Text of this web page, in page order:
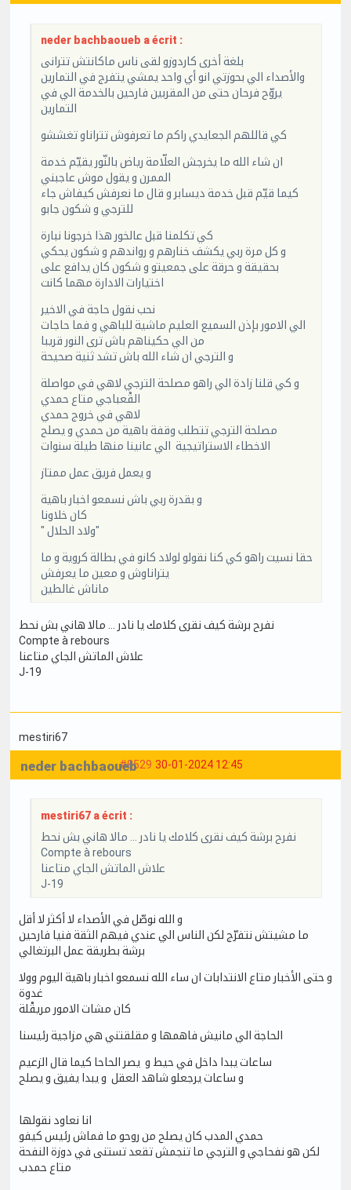
neder bachbaoueb a écrit :
بلغة أخرى كاردوزو لقى ناس ماكانتش تترانى
والأصداء الي بحوزتي انو أي واحد يمشي يتفرج في التمارين
يروّح فرحان حتى من المقربين فارحين بالخدمة الي في
التمارين
كي قاللهم الجعايدي راكم ما تعرفوش تتراناو تغششو
ان شاء الله ما يخرجش العلّامة رياض بالنّور يقيّم خدمة
الممرن و يقول موش عاجبني
كيما قيّم قبل خدمة ديسابر و قال ما نعرفش كيفاش جاء
للترجي و شكون جابو
كي تكلمنا قبل عالخور هذا خرجونا نبارة
و كل مرة ربي يكشف خنارهم و رواندهم و شكون يحكي
بحقيقة و حرقة على جمعيتو و شكون كان يدافع على
اختيارات الادارة مهما كانت
نحب نقول حاجة في الاخير
الي الامور بإذن السميع العليم ماشية للباهي و فما حاجات
من الي حكيناهم باش ترى النور قريبا
و الترجي ان شاء الله باش تشد ثنية صحيحة
و كي قلنا زادة الي راهو مصلحة الترجي لاهي في مواصلة
القْعباجي متاع حمدي
لاهي في خروج حمدي
مصلحة الترجي تتطلب وقفة باهية من حمدي و يصلح
الاخطاء الاستراتيجية الي عانينا منها طيلة سنوات
و يعمل فريق عمل ممتاز
و بقدرة ربي باش نسمعو اخبار باهية
كان خلاونا
" ولاد الحلال"
حقا نسيت راهو كي كنا نقولو لولاد كانو في بطالة كروية و ما
يتراناوش و معين ما يعرفش
ماناش غالطين
نفرح برشة كيف نقرى كلامك يا نادر … مالا هاني بش نحط
Compte à rebours
علاش الماتش الجاي متاعنا
J-19
mestiri67
#8529 30-01-2024 12:45
neder bachbaoueb
mestiri67 a écrit :
نفرح برشة كيف نقرى كلامك يا نادر … مالا هاني بش نحط
Compte à rebours
علاش الماتش الجاي متاعنا
J-19
و الله نوصّل في الأصداء لا أكثر لا أقل
ما مشيتش نتفرّج لكن الناس الي عندي فيهم الثقة فنيا فارحين
برشة بطريقة عمل البرتغالي
و حتى الأخبار متاع الانتدابات ان ساء الله نسمعو اخبار باهية اليوم وولا
غدوة
كان مشات الامور مريقْلة
الحاجة الي مانيش فاهمها و مقلقتني هي مزاجية رئيسنا
ساعات يبدا داخل في حيط و يصر الحاحا كيما قال الزعيم
و ساعات يرجعلو شاهد العقل و يبدا يفيق و يصلح
انا نعاود نقولها
حمدي المدب كان يصلح من روحو ما فماش رئيس كيفو
لكن هو نفحاجي و الترجي ما تنجمش تقعد تستنى في دوزة النفحة
متاع حمدب